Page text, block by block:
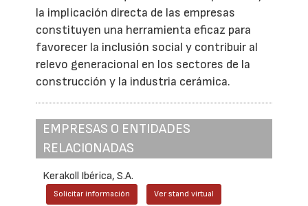
la implicación directa de las empresas
constituyen una herramienta eficaz para
favorecer la inclusión social y contribuir al
relevo generacional en los sectores de la
construcción y la industria cerámica.
EMPRESAS O ENTIDADES
RELACIONADAS
Kerakoll Ibérica, S.A.
Solicitar información Ver stand virtual